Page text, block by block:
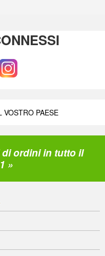
VOSTRO PAESE
ordini in tutto il
»